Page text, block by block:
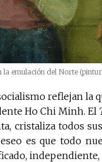
emulación del Norte
reflejan la
Ho Chi Minh. El
cristaliza todos
es que todo